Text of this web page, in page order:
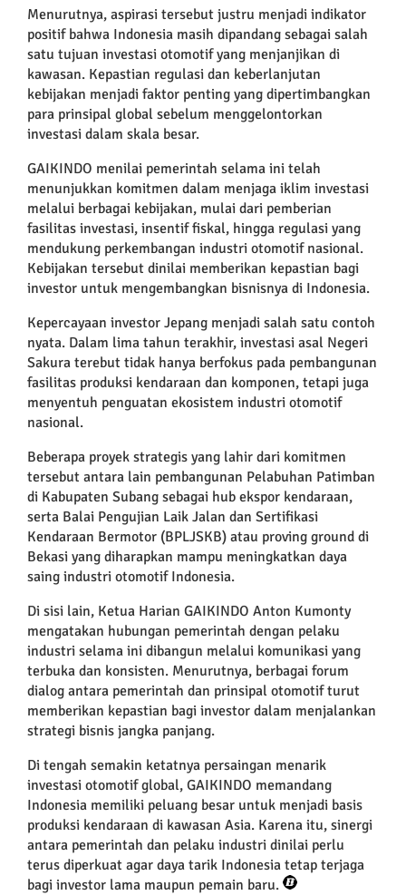
Menurutnya, aspirasi tersebut justru menjadi indikator
positif bahwa Indonesia masih dipandang sebagai salah
satu tujuan investasi otomotif yang menjanjikan di
kawasan. Kepastian regulasi dan keberlanjutan
kebijakan menjadi faktor penting yang dipertimbangkan
para prinsipal global sebelum menggelontorkan
investasi dalam skala besar.
GAIKINDO menilai pemerintah selama ini telah
menunjukkan komitmen dalam menjaga iklim investasi
melalui berbagai kebijakan, mulai dari pemberian
fasilitas investasi, insentif fiskal, hingga regulasi yang
mendukung perkembangan industri otomotif nasional.
Kebijakan tersebut dinilai memberikan kepastian bagi
investor untuk mengembangkan bisnisnya di Indonesia.
Kepercayaan investor Jepang menjadi salah satu contoh
nyata. Dalam lima tahun terakhir, investasi asal Negeri
Sakura terebut tidak hanya berfokus pada pembangunan
fasilitas produksi kendaraan dan komponen, tetapi juga
menyentuh penguatan ekosistem industri otomotif
nasional.
Beberapa proyek strategis yang lahir dari komitmen
tersebut antara lain pembangunan Pelabuhan Patimban
di Kabupaten Subang sebagai hub ekspor kendaraan,
serta Balai Pengujian Laik Jalan dan Sertifikasi
Kendaraan Bermotor (BPLJSKB) atau proving ground di
Bekasi yang diharapkan mampu meningkatkan daya
saing industri otomotif Indonesia.
Di sisi lain, Ketua Harian GAIKINDO Anton Kumonty
mengatakan hubungan pemerintah dengan pelaku
industri selama ini dibangun melalui komunikasi yang
terbuka dan konsisten. Menurutnya, berbagai forum
dialog antara pemerintah dan prinsipal otomotif turut
memberikan kepastian bagi investor dalam menjalankan
strategi bisnis jangka panjang.
Di tengah semakin ketatnya persaingan menarik
investasi otomotif global, GAIKINDO memandang
Indonesia memiliki peluang besar untuk menjadi basis
produksi kendaraan di kawasan Asia. Karena itu, sinergi
antara pemerintah dan pelaku industri dinilai perlu
terus diperkuat agar daya tarik Indonesia tetap terjaga
bagi investor lama maupun pemain baru.